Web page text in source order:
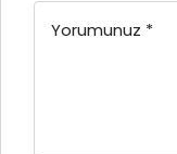
Yorumunuz *